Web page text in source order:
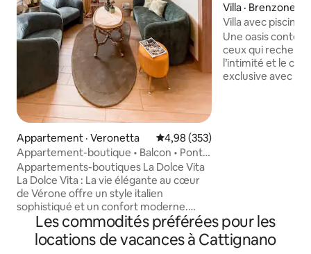
Appartement · Veronetta Note moyenne de 4,98 sur 5,
4,98 (353)
Appartement-boutique • Balcon • Ponte
Pietra
Appartements-boutiques La Dolce Vita
La Dolce Vita : La vie élégante au cœur
de Vérone offre un style italien
sophistiqué et un confort moderne.
Sélectionnés pour les voyageurs qui
apprécient la qualité et un emplacement
de choix. • Repos de qualité supérieure :
Villa · Brenzone
Villa avec piscine
Garde
Une oasis
ceux qui
l’intimité et le
exclusive avec
aux heures les
journée grâce à
Les commodités préférées pour les
locations de vacances à Cattignano